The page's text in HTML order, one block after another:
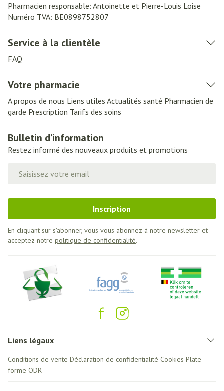
Pharmacien responsable: Antoinette et Pierre-Louis Loise
Numéro TVA: BE0898752807
Service à la clientèle
FAQ
Votre pharmacie
A propos de nous Liens utiles Actualités santé Pharmacien de
garde Prescription Tarifs des soins
Bulletin d’information
Restez informé des nouveaux produits et promotions
Inscription
En cliquant sur s'abonner, vous vous abonnez à notre newsletter et
acceptez notre politique de confidentialité.
Liens légaux
Conditions de vente Déclaration de confidentialité Cookies Plate-
forme ODR